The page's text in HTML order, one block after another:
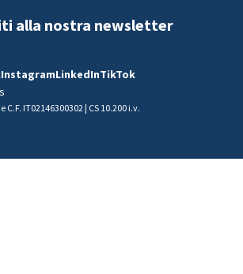
alla nostra newsletter
C.F. IT02146300302 | CS 10.200 i.v.
InstagramLinkedInTikTok